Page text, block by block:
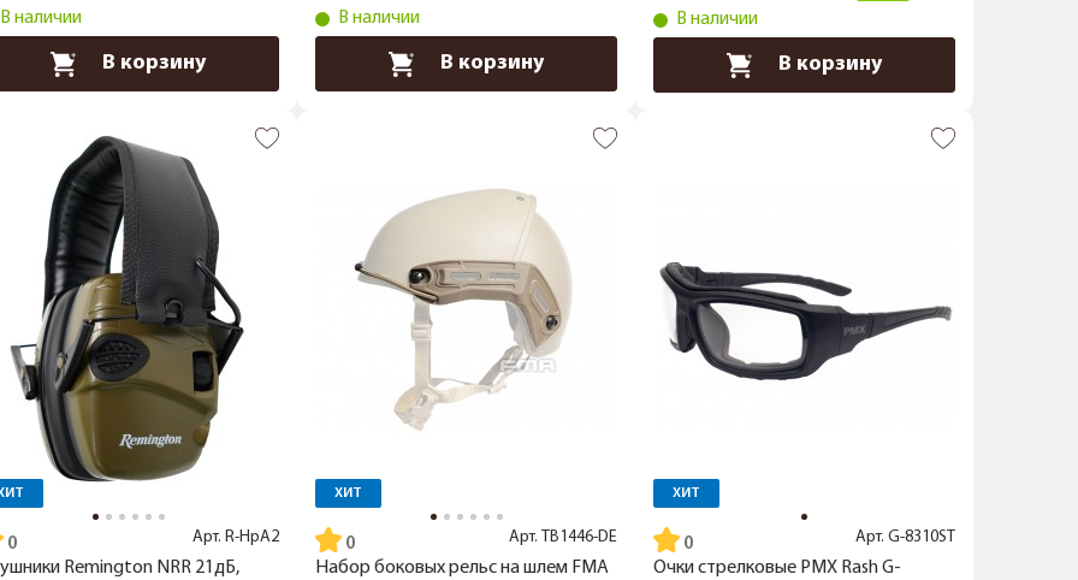
В наличии
В корзину
В наличии
В корзину
В наличии
В корзину
Арт. R-HpA2
Remington NRR 21дБ,
ХИТ
Арт. TB1446-DE
Набор боковых рельс на шлем FMA
ХИТ
Арт. G-8310ST
Очки стрелковые PMX Rash G-